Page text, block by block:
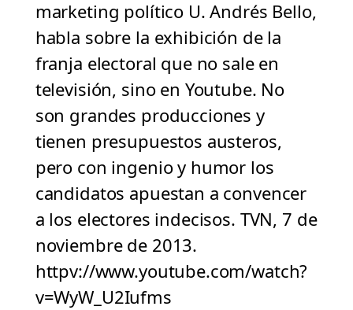
marketing político U. Andrés Bello,
habla sobre la exhibición de la
franja electoral que no sale en
televisión, sino en Youtube. No
son grandes producciones y
tienen presupuestos austeros,
pero con ingenio y humor los
candidatos apuestan a convencer
a los electores indecisos. TVN, 7 de
noviembre de 2013.
httpv://www.youtube.com/watch?
v=WyW_U2Iufms